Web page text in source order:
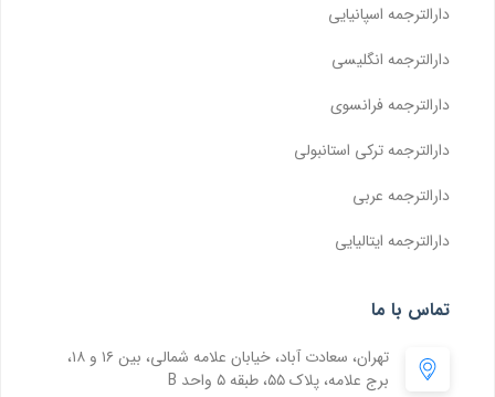
دارالترجمه اسپانیایی
دارالترجمه انگلیسی
دارالترجمه فرانسوی
دارالترجمه ترکی استانبولی
دارالترجمه عربی
دارالترجمه ایتالیایی
تماس با ما
تهران، سعادت آباد، خیابان علامه شمالی، بین ۱۶ و ۱۸،
برج علامه، پلاک ۵۵، طبقه ۵ واحد B